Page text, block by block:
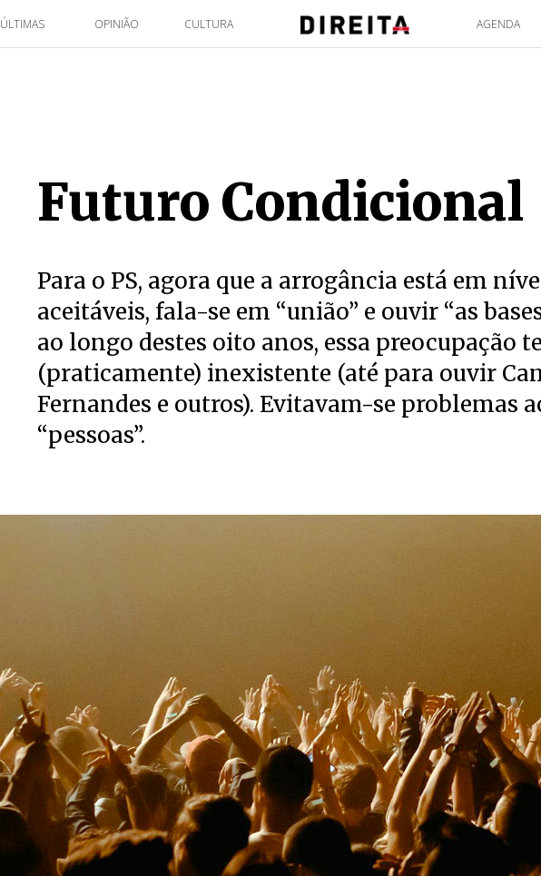
ÚLTIMAS OPINIÃO CULTURA AGENDA
Futuro Condicional
Para o PS, agora que a arrogância está em
aceitáveis, fala-se em “união” e ouvir “as
ao longo destes oito anos, essa preocupação
(praticamente) inexistente (até para ouvir
Fernandes e outros). Evitavam-se problemas
“pessoas”.